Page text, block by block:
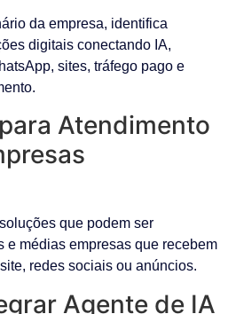
da empresa, identifica
digitais conectando IA,
sites, tráfego pago e
Atendimento
que podem ser
e médias empresas que recebem
redes sociais ou anúncios.
Agente de IA